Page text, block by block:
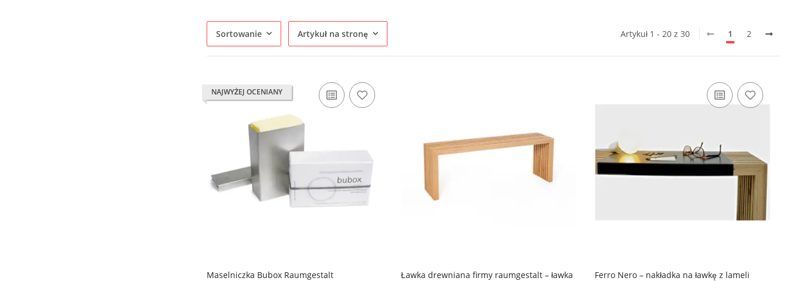
Sortowanie Artykuł na stronę Artykuł 1 - 20 z 30 1 2
NAJWYŻEJ OCENIANY
Maselniczka Bubox Raumgestalt
Ławka drewniana firmy raumgestalt – ławka
Ferro Nero – nakładka na ławkę z lameli